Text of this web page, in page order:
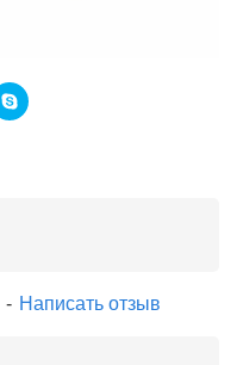
- Написать отзыв